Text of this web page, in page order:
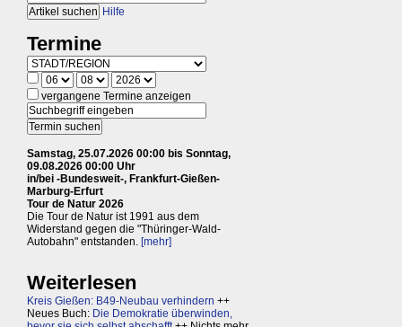
Hilfe
Termine
vergangene Termine anzeigen
Samstag, 25.07.2026 00:00 bis Sonntag,
09.08.2026 00:00 Uhr
in/bei -Bundesweit-, Frankfurt-Gießen-
Marburg-Erfurt
Tour de Natur 2026
Die Tour de Natur ist 1991 aus dem
Widerstand gegen die "Thüringer-Wald-
Autobahn" entstanden. [mehr]
Weiterlesen
Kreis Gießen: B49-Neubau verhindern ++
Neues Buch: Die Demokratie überwinden,